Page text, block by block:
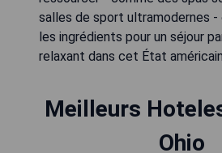
salles de sport ultramodernes
les ingrédients pour un séjour
relaxant dans cet État
Meilleurs
Ohio